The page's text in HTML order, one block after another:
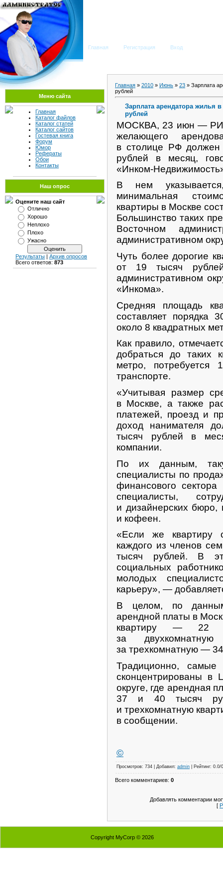
Главная Регистрация Вход
Меню сайта
Главная
Каталог файлов
Каталог статей
Каталог сайтов
Гостевая книга
Форум
Юмор
Рефераты
Обои
Контакты
Наш опрос
Оцените наш сайт
Отлично
Хорошо
Неплохо
Плохо
Ужасно
Результаты | Архив опросов
Всего ответов: 873
Главная » 2010 » Июнь » 23 » Зарплата
рублей
Зарплата арендатора жилья
рублей
МОСКВА, 23 июн —
желающего
в столице РФ должен
рублей в месяц,
«Инком-
В нем
минимальная
квартиры в Москве
Большинство таких
Восточном
административном
Чуть более дорогие
от 19 тысяч
административном
«Инкома».
Средняя площадь
составляет порядка
около 8 квадратных
Как правило,
добраться до таких
метро, потребуется
транспорте.
«Учитывая размер
в Москве, а также
платежей, проезд и
доход нанимателя
тысяч рублей в
компании.
По их данным,
специалисты по
финансового
специалисты,
и дизайнерских
и кофеен.
«Если же квартиру
каждого из членов
тысяч рублей. В
социальных
молодых
карьеру», —
В целом, по
арендной платы в
квартиру — 22
за
за трехкомнатную —
Традиционно, самые
сконцентрированы в
округе, где арендная
37 и 40 тысяч
и трехкомнатную
в сообщении.
©
Подробнее:
http://news.mail.ru/economics/4009086/
Просмотров: 734 | Добавил: admin | Рейтинг:
Всего комментариев: 0
Добавлять комментарии
[
Copyright MyCorp © 2026